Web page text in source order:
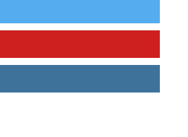
regional nos respaldaron
asegura Gustavo Duque
NACIONALES
TITULARES